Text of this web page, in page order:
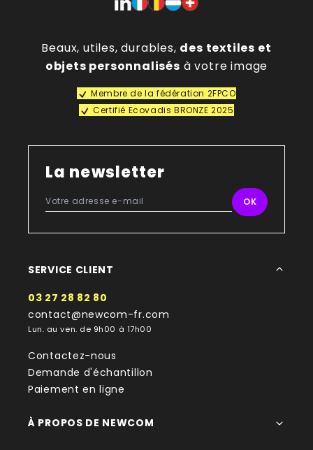
Beaux, utiles, durables, des textiles et
objets personnalisés à votre image
Membre de la fédération 2FPCO
Certifié Ecovadis BRONZE 2025
La newsletter
SERVICE CLIENT
03 27 28 82 80
contact@newcom-fr.com
Lun. au ven. de 9h00 à 17h00
Contactez-nous
Demande d'échantillon
Paiement en ligne
À PROPOS DE NEWCOM